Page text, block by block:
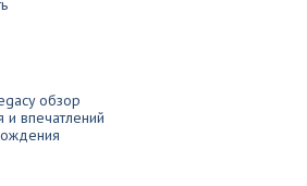
обзор
и впечатлений